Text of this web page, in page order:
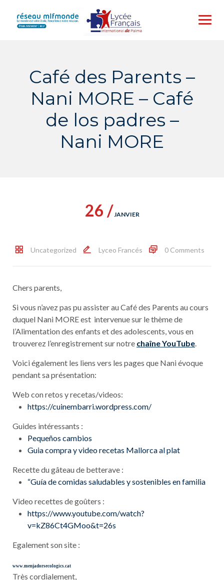
content
Café des Parents –
Nani MORE – Café
de los padres –
Nani MORE
26 /JANVIER
Uncategorized Lyceo Francés 0 Comments
Chers parents,
Si vous n’avez pas pu assister au Café des Parents au cours
duquel Nani MORE est intervenue sur le thème de
l’Alimentation des enfants et des adolescents, vous en
trouverez l’enregistrement sur notre chaîne YouTube.
Voici également les liens vers les pages que Nani évoque
pendant sa présentation:
Web con retos y recetas/videos:
https://cuinembarri.wordpress.com/
Guides intéressants :
Pequeños cambios
Guia compra y video recetas Mallorca al plat
Recette du gâteau de betterave :
“Guía de comidas saludables y sostenibles en familia
Video recettes de goûters :
https://www.youtube.com/watch?
v=kZ86Ct4GMoo&t=26s
Egalement son site :
www.menjadorsecologics.cat
Très cordialement,